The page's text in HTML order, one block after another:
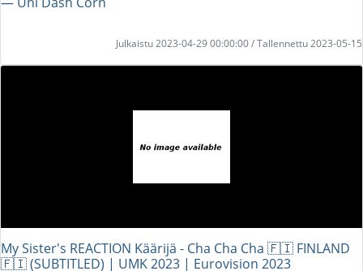
Julkaistu 2023-04-29 00:00:00 / Tallennettu 2023-05-15
My Sister's REACTION Käärijä - Cha Cha Cha 🇫🇮 FINLAND
🇫🇮 (SUBTITLED) | UMK 2023 | Eurovision 2023